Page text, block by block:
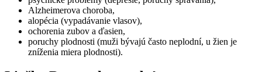
Alzheimerova choroba,
alopécia (vypadávanie vlasov),
ochorenia zubov a ďasien,
poruchy plodnosti (muži bývajú často neplodní, u žien je
zníženia miera plodnosti).